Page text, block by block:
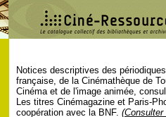
Notices descriptives des
française, de la Cinémathèque de
Cinéma et de l'image animée,
Les titres Cinémagazine et Paris-
coopération avec la BNF.